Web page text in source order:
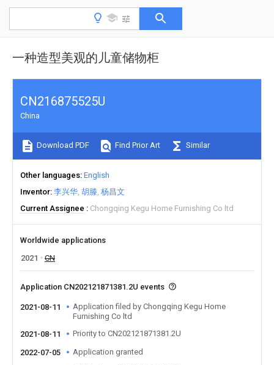
一种造型美观的儿童储物柜
CN216875525U
China
Download PDF Find Prior Art Similar
Other languages English
Inventor 李兴华 胡滕 杨昌文
Current Assignee
Chongqing Kegu Home Furnishing Co ltd
Worldwide applications
2021
CN
Application CN202121871381.2U events
2021-08-11
Application filed by Chongqing Kegu Home
Furnishing Co ltd
2021-08-11
Priority to CN202121871381.2U
2022-07-05 Application granted